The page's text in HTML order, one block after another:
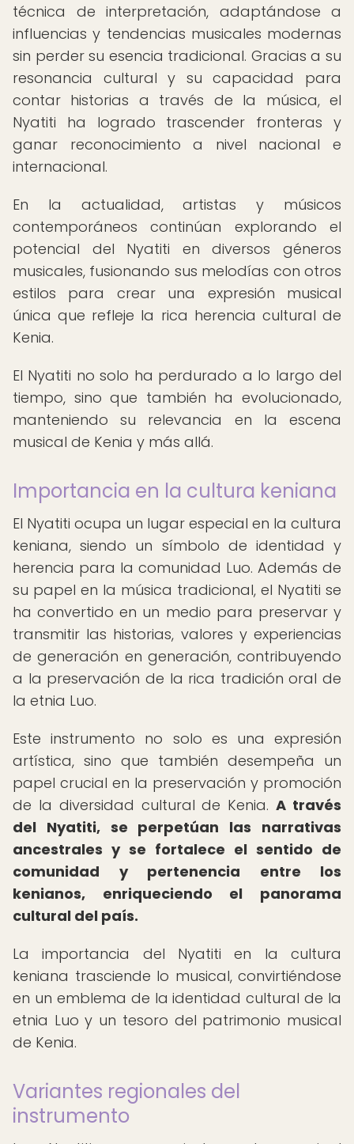
técnica de interpretación, adaptándose a
influencias y tendencias musicales modernas
sin perder su esencia tradicional. Gracias a su
resonancia cultural y su capacidad para
contar historias a través de la música, el
Nyatiti ha logrado trascender fronteras y
ganar reconocimiento a nivel nacional e
internacional.
En la actualidad, artistas y músicos
contemporáneos continúan explorando el
potencial del Nyatiti en diversos géneros
musicales, fusionando sus melodías con otros
estilos para crear una expresión musical
única que refleje la rica herencia cultural de
Kenia.
El Nyatiti no solo ha perdurado a lo largo del
tiempo, sino que también ha evolucionado,
manteniendo su relevancia en la escena
musical de Kenia y más allá.
Importancia en la cultura keniana
El Nyatiti ocupa un lugar especial en la cultura
keniana, siendo un símbolo de identidad y
herencia para la comunidad Luo. Además de
su papel en la música tradicional, el Nyatiti se
ha convertido en un medio para preservar y
transmitir las historias, valores y experiencias
de generación en generación, contribuyendo
a la preservación de la rica tradición oral de
la etnia Luo.
Este instrumento no solo es una expresión
artística, sino que también desempeña un
papel crucial en la preservación y promoción
de la diversidad cultural de Kenia.A través
del Nyatiti, se perpetúan las narrativas
ancestrales y se fortalece el sentido de
comunidad y pertenencia entre los
kenianos, enriqueciendo el panorama
cultural del país.
La importancia del Nyatiti en la cultura
keniana trasciende lo musical, convirtiéndose
en un emblema de la identidad cultural de la
etnia Luo y un tesoro del patrimonio musical
de Kenia.
Variantes regionales del
instrumento